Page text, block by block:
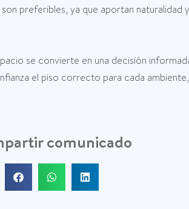
preferibles, ya que aportan naturalidad
se convierte en una decisión
el piso correcto para cada
comunicado